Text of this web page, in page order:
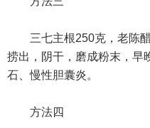
三七主根250克，老陈醋
捞出，阴干，磨成粉末，早
石、慢性胆囊炎。
方法四